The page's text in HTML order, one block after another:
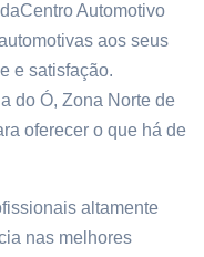
Automotivo
aos seus
e satisfação.
do Ó, Zona Norte de
oferecer o que há de
altamente
nas melhores